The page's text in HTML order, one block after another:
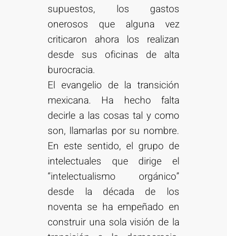
supuestos, los gastos
onerosos que alguna vez
criticaron ahora los realizan
desde sus oficinas de alta
burocracia.
El evangelio de la transición
mexicana. Ha hecho falta
decirle a las cosas tal y como
son, llamarlas por su nombre.
En este sentido, el grupo de
intelectuales que dirige el
“intelectualismo orgánico”
desde la década de los
noventa se ha empeñado en
construir una sola visión de la